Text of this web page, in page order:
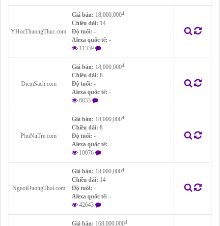
YHocThuongThuc.com
Giá bán: 18,000,000đ
Chiều dài: 14
Độ tuổi: -
Alexa quốc tế: -
11339
DiemSach.com
Giá bán: 18,000,000đ
Chiều dài: 8
Độ tuổi: -
Alexa quốc tế: -
6833
PhuNuTre.com
Giá bán: 18,000,000đ
Chiều dài: 8
Độ tuổi: -
Alexa quốc tế: -
10076
NguoiDuongThoi.com
Giá bán: 18,000,000đ
Chiều dài: 14
Độ tuổi: -
Alexa quốc tế: -
42643
Giá bán: 168,000,000đ